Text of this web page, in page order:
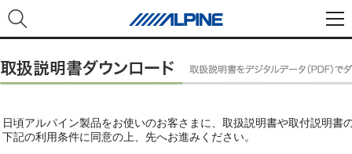
日頃アルパイン製品をお使いのお客さまに、取扱説明書や取付説明書
下記の利用条件に同意の上、先へお進みください。